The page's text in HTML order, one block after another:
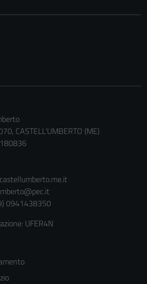
CASTELL'UMBERTO (ME)
0941438350
UFER4N